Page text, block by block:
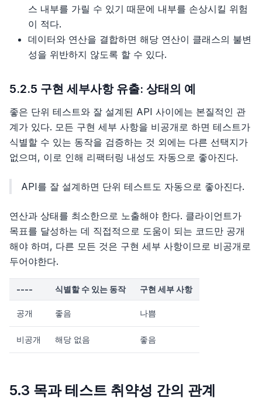
스 내부를 가릴 수 있기 때문에 내부를 손상시킬 위험
이 적다.
데이터와 연산을 결합하면 해당 연산이 클래스의 불변
성을 위반하지 않도록 할 수 있다.
5.2.5 구현 세부사항 유출: 상태의 예
좋은 단위 테스트와 잘 설계된 API 사이에는 본질적인 관
계가 있다. 모든 구현 세부 사항을 비공개로 하면 테스트가
식별할 수 있는 동작을 검증하는 것 외에는 다른 선택지가
없으며, 이로 인해 리팩터링 내성도 자동으로 좋아진다.
API를 잘 설계하면 단위 테스트도 자동으로 좋아진다.
연산과 상태를 최소한으로 노출해야 한다. 클라이언트가
목표를 달성하는 데 직접적으로 도움이 되는 코드만 공개
해야 하며, 다른 모든 것은 구현 세부 사항이므로 비공개로
두어야한다.
---- 식별할 수 있는 동작 구현 세부 사항
공개 좋음 나쁨
비공개 해당 없음 좋음
5.3 목과 테스트 취약성 간의 관계